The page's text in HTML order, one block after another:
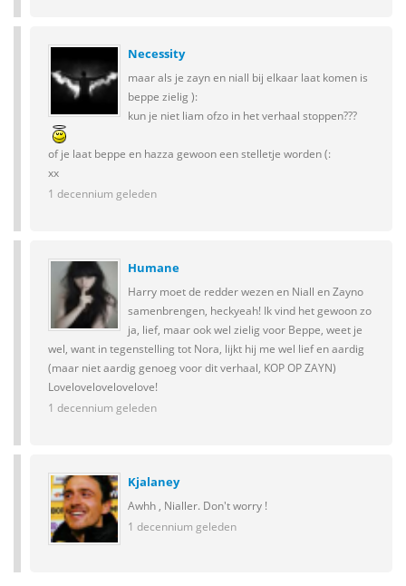
Necessity
maar als je zayn en niall bij elkaar laat komen is
beppe zielig ):
kun je niet liam ofzo in het verhaal stoppen???
of je laat beppe en hazza gewoon een stelletje worden (:
xx
1 decennium geleden
Humane
Harry moet de redder wezen en Niall en Zayno
samenbrengen, heckyeah! Ik vind het gewoon zo
ja, lief, maar ook wel zielig voor Beppe, weet je
wel, want in tegenstelling tot Nora, lijkt hij me wel lief en aardig
(maar niet aardig genoeg voor dit verhaal, KOP OP ZAYN)
Lovelovelovelovelove!
1 decennium geleden
Kjalaney
Awhh , Nialler. Don't worry !
1 decennium geleden